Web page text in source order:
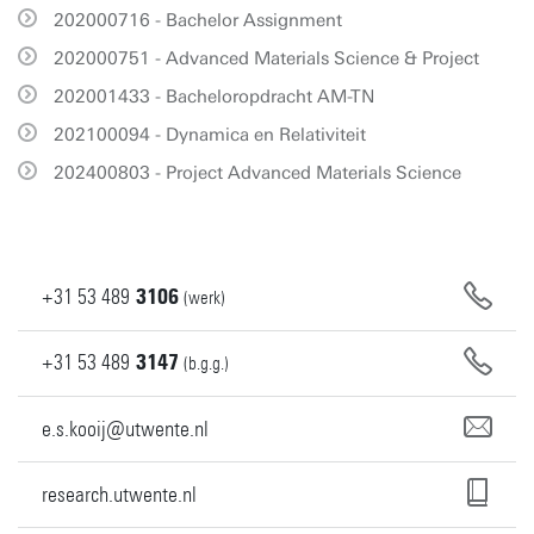
202000716 - Bachelor Assignment
202000751 - Advanced Materials Science & Project
202001433 - Bacheloropdracht AM-TN
202100094 - Dynamica en Relativiteit
202400803 - Project Advanced Materials Science
+31 53 489 3106 (werk)
+31 53 489 3147 (b.g.g.)
e.s.kooij@utwente.nl
research.utwente.nl